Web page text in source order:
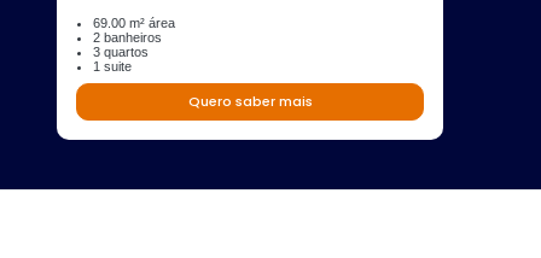
69.00 m² área
2 banheiros
3 quartos
1 suite
Quero saber mais